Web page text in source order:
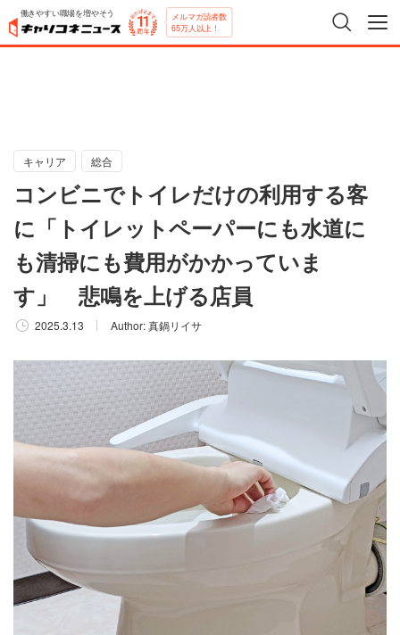
働きやすい職場を増やそう メルマガ読者数
65万人以上！
キャリア 総合
コンビニでトイレだけの利用する客
に「トイレットペーパーにも水道に
も清掃にも費用がかかっていま
す」 悲鳴を上げる店員
2025.3.13 Author:真鍋リイサ